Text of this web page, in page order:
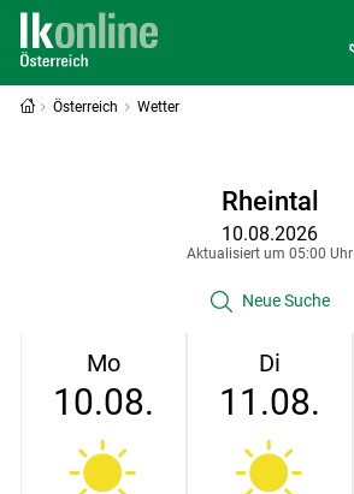
Österreich Wetter
Rheintal
10.08.2026
Aktualisiert um 05:00 Uhr
Neue Suche
Mo
10.08.
Di
11.08.